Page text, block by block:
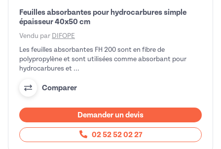
Feuilles absorbantes pour hydrocarbures simple
épaisseur 40x50 cm
Vendu par DIFOPE
Les feuilles absorbantes FH 200 sont en fibre de
polypropylène et sont utilisées comme absorbant pour
hydrocarbures et ...
Comparer
Demander un devis
02 52 52 02 27